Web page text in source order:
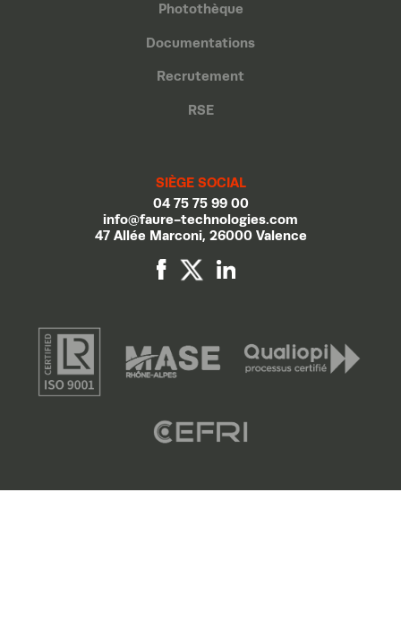
Photothèque
Documentations
Recrutement
RSE
SIÈGE SOCIAL
04 75 75 99 00
info@faure-technologies.com
47 Allée Marconi, 26000 Valence